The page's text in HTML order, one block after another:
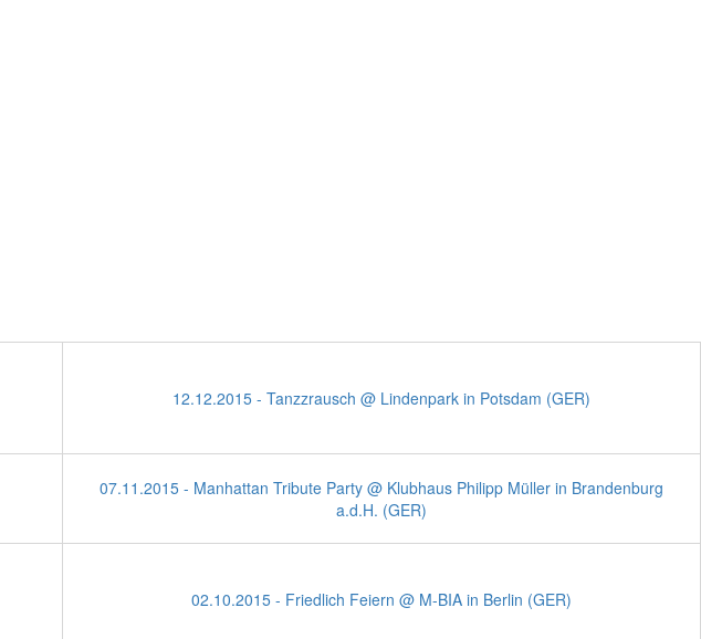
12.12.2015 - Tanzzrausch @ Lindenpark in Potsdam (GER)
07.11.2015 - Manhattan Tribute Party @ Klubhaus Philipp Müller in Brandenburg
a.d.H. (GER)
02.10.2015 - Friedlich Feiern @ M-BIA in Berlin (GER)